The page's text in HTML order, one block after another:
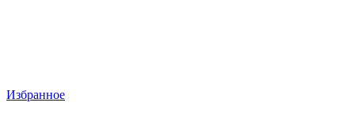
Избранное